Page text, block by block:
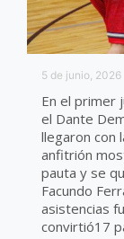
5 de junio, 2026
En el primer
el Dante
llegaron con
anfitrión
pauta y se
Facundo
asistencias
convirtió17